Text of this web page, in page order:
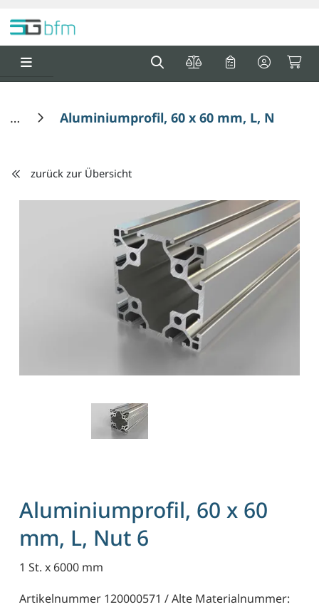
Aluminiumprofil, 60 x 60 mm, L, Nut 6
zurück zur Übersicht
Aluminiumprofil, 60 x 60
mm, L, Nut 6
1 St. x 6000 mm
Artikelnummer 120000571 / Alte Materialnummer: